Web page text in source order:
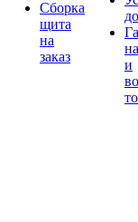
Сборка
щита
на
заказ
и